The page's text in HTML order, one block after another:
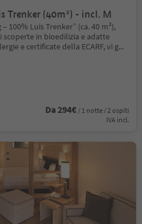
Trenker (40m²) - incl. M
100% Luis Trenker” (ca. 40 m²),
in bioedilizia e adatte
e certificate della ECARF, vi g...
Da 294€ / 1 notte / 2 ospiti
IVA incl.